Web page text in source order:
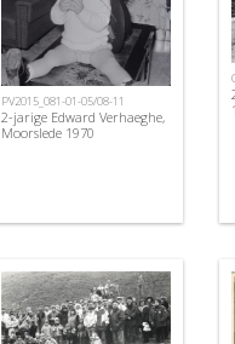
PV2015_081-01-05/08-11
2-jarige Edward Verhaeghe,
Moorslede 1970